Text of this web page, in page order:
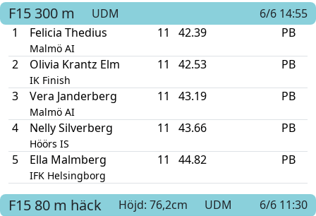
F15 300 m UDM
6/6 14:55
1
Felicia Thedius
Malmö AI
11 42.39 PB
2 Olivia Krantz Elm
IK Finish
11 42.53 PB
3 Vera Janderberg
Malmö AI
11 43.19 PB
4 Nelly Silverberg
Höörs IS
11 43.66 PB
5 Ella Malmberg
IFK Helsingborg
11 44.82 PB
F15 80 m häck Höjd: 76,2cm UDM
6/6 11:30